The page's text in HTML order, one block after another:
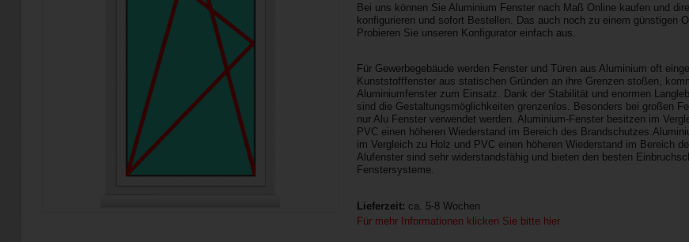
Bei uns können Sie Aluminium Fenster nach Maß Online kaufen und
konfigurieren und sofort Bestellen. Das auch noch zu einem günstigen
Probieren Sie unseren Konfigurator einfach aus.
Für Gewerbegebäude werden Fenster und Türen aus Aluminium oft
Kunststofffenster aus statischen Gründen an ihre Grenzen stoßen,
Aluminiumfenster zum Einsatz. Dank der Stabilität und enormen
sind die Gestaltungsmöglichkeiten grenzenlos. Besonders bei großen
nur Alu Fenster verwendet werden. Aluminium-Fenster besitzen im
PVC einen höheren Wiederstand im Bereich des
im Vergleich zu Holz und PVC einen höheren Wiederstand im Bereich
Alufenster sind sehr widerstandsfähig und bieten den besten
Fenstersysteme.
Lieferzeit: ca. 5-8 Wochen
Für mehr Informationen klicken Sie bitte hier